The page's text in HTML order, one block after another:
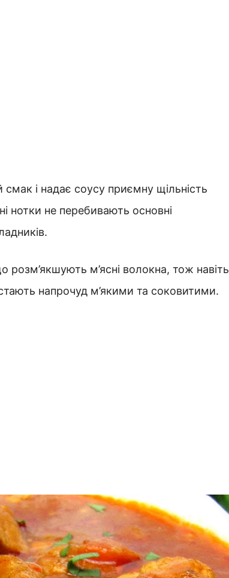
і надає соусу приємну щільність
нотки не перебивають основні
розм’якшують м’ясні волокна, тож навіть
напрочуд м’якими та соковитими.